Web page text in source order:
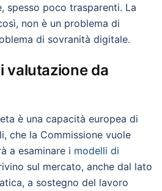
spesso poco trasparenti. La
non è un problema di
di sovranità digitale.
valutazione da
è una capacità europea di
che la Commissione vuole
a esaminare i modelli di
sul mercato, anche dal lato
a sostegno del lavoro